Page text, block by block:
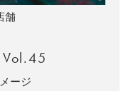
舗
ージ